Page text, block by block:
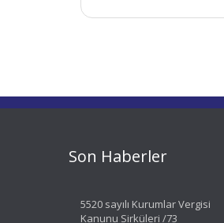
Son Haberler
5520 sayılı Kurumlar Vergisi
Kanunu Sirküleri /73